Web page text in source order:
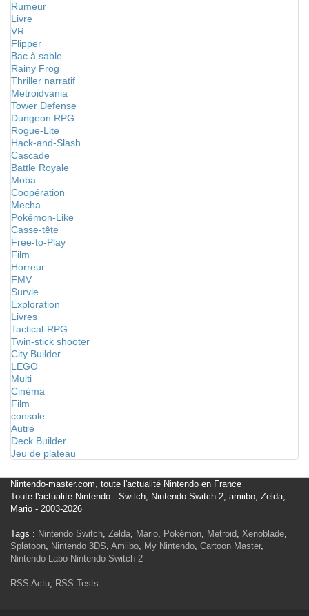
Rumeur
Livre
VR
Flipper
Bac à sable
Rainy Frog
Thriller narratif
Metroidvania
Tower Defense
Dungeon RPG
Rogue-Lite
Hack-and-Slash
Cascade
Battle Royale
Moba
Coopération
Mecha
Pokémon-Like
Casse-tête
Free-to-Play
Film
Horreur
FMV
Survie
Exploration
Livres
Tactical-RPG
Twin-stick shooter
City Builder
LEGO
Multi
Cinéma
Film
console
Autre
Deck Builder
Jeu de plateau
Nintendo-master.com, toute l'actualité Nintendo en France
Toute l'actualité Nintendo : Switch, Nintendo Switch 2, amiibo, Zelda,
Mario - 2003-2026
Tags : Nintendo Switch, Zelda, Mario, Pokémon, Metroid, Xenoblade,
Splatoon, Nintendo 3DS, Amiibo, My Nintendo, Cartoon Master,
Nintendo Labo Nintendo Switch 2
RSS Actu, RSS Tests